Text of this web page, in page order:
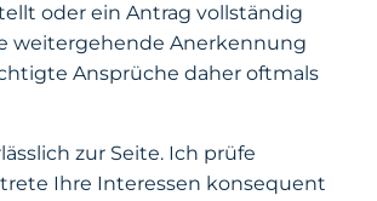
oder ein Antrag vollständig
weitergehende Anerkennung
Ansprüche daher oftmals
zur Seite. Ich prüfe
Ihre Interessen konsequent